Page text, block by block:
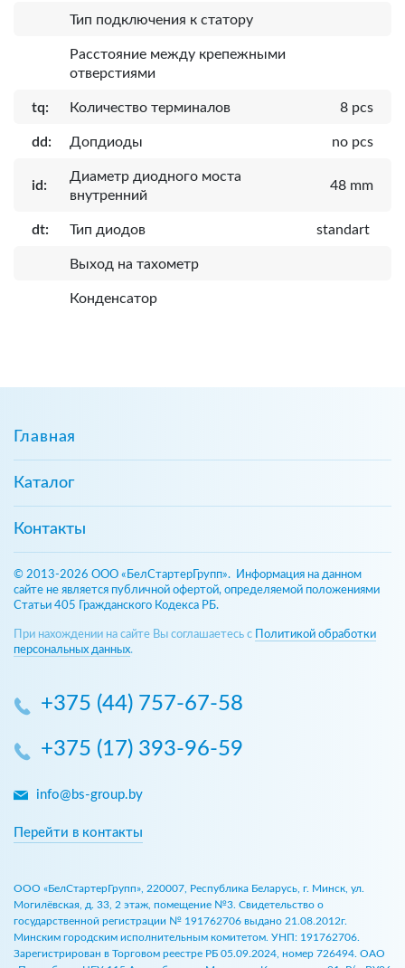
Тип подключения к статору
Расcтояние между крепежными
отверстиями
tq: Количество терминалов 8 pcs
dd: Допдиоды no pcs
id:
Диаметр диодного моста
внутренний
48 mm
dt: Тип диодов standart
Выход на тахометр
Конденсатор
Главная
Каталог
Контакты
© 2013-2026 ООО «БелСтартерГрупп». Информация на данном
сайте не является публичной офертой, определяемой положениями
Статьи 405 Гражданского Кодекса РБ.
При нахождении на сайте Вы соглашаетесь с
Политикой обработки
персональных данных.
+375 (44) 757-67-58
+375 (17) 393-96-59
info@bs-group.by
Перейти в контакты
ООО «БелСтартерГрупп», 220007, Республика Беларусь, г. Минск, ул.
Могилёвская, д. 33, 2 этаж, помещение №3. Свидетельство о
государственной регистрации № 191762706 выдано 21.08.2012г.
Минским городским исполнительным комитетом. УНП: 191762706.
Зарегистрирован в Торговом реестре РБ 05.09.2024, номер 726494. ОАО